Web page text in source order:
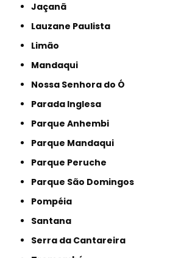
Jaçanã
Lauzane Paulista
Limão
Mandaqui
Nossa Senhora do Ó
Parada Inglesa
Parque Anhembi
Parque Mandaqui
Parque Peruche
Parque São Domingos
Pompéia
Santana
Serra da Cantareira